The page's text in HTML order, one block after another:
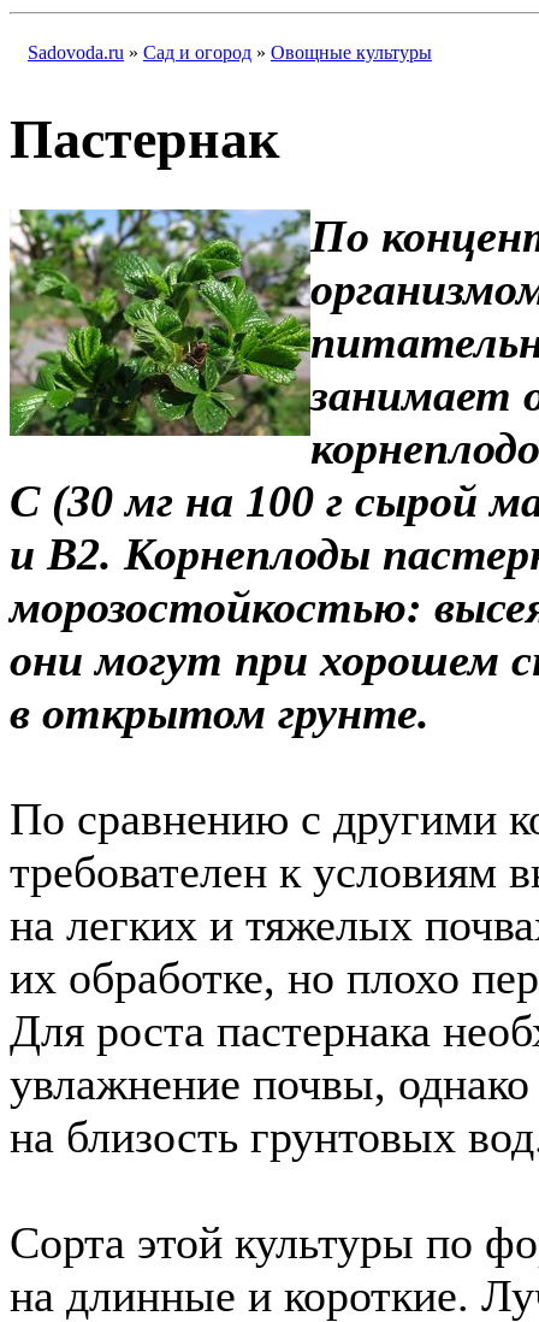
Sadovoda.ru » Сад и огород » Овощные культуры
Пастернак
По
занимает
С (30 мг на 100 г сырой
и В2. Корнеплоды
морозостойкостью:
они могут при хорошем
в открытом грунте.
По сравнению с другими
требователен к условиям
на легких и тяжелых
их обработке, но плохо
Для роста пастернака
увлажнение почвы, однако
на близость грунтовых
Сорта этой культуры по
на длинные и короткие.